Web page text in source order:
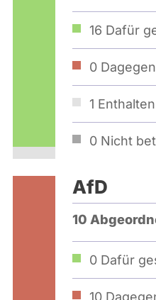
16 Dafür
0
1 Enthalten
0 Nicht
AfD
10
0 Dafür
10